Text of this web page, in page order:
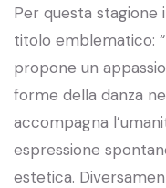
Per questa stagione
titolo emblematico: “
propone un
forme della danza
accompagna
espressione
estetica.